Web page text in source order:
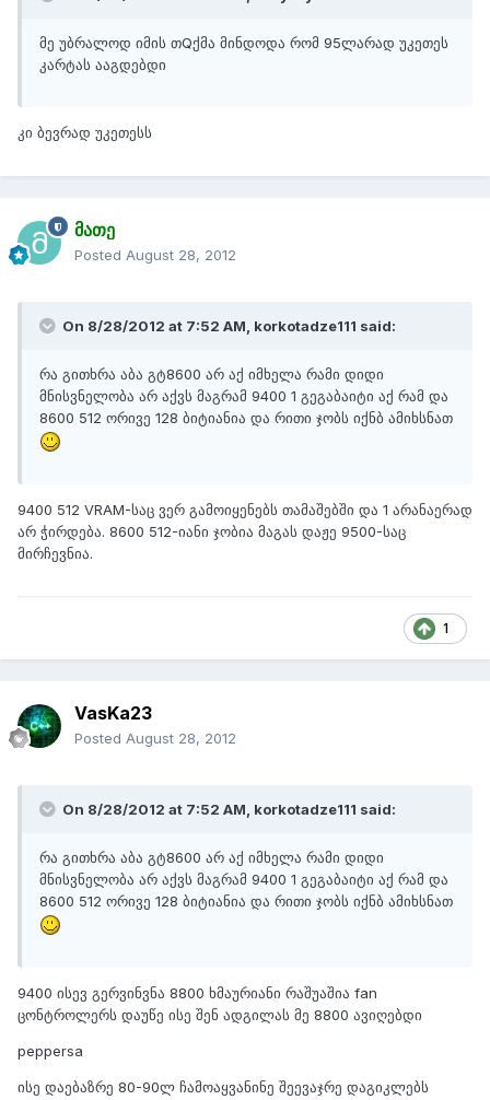
მე უბრალოდ იმის თQქმა მინდოდა რომ 95ლარად უკეთეს
კარტას ააგდებდი
კი ბევრად უკეთესს
მათე
Posted August 28, 2012
On 8/28/2012 at 7:52 AM, korkotadze111 said:
რა გითხრა აბა გტ8600 არ აქ იმხელა რამი დიდი
მნისვნელობა არ აქვს მაგრამ 9400 1 გეგაბაიტი აქ რამ და
8600 512 ორივე 128 ბიტიანია და რითი ჯობს იქნბ ამიხსნათ
9400 512 VRAM-საც ვერ გამოიყენებს თამაშებში და 1 არანაერად
არ ჭირდება. 8600 512-იანი ჯობია მაგას დაჟე 9500-საც
მირჩევნია.
1
VasKa23
Posted August 28, 2012
On 8/28/2012 at 7:52 AM, korkotadze111 said:
რა გითხრა აბა გტ8600 არ აქ იმხელა რამი დიდი
მნისვნელობა არ აქვს მაგრამ 9400 1 გეგაბაიტი აქ რამ და
8600 512 ორივე 128 ბიტიანია და რითი ჯობს იქნბ ამიხსნათ
9400 ისევ გერვინვნა 8800 ხმაურიანი რაშუაშია fan
ცონტროლერს დაუწე ისე შენ ადგილას მე 8800 ავიღებდი
peppersa
ისე დაებაზრე 80-90ლ ჩამოაყვანინე შეევაჯრე დაგიკლებს